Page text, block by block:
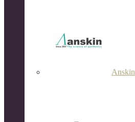
Anskin